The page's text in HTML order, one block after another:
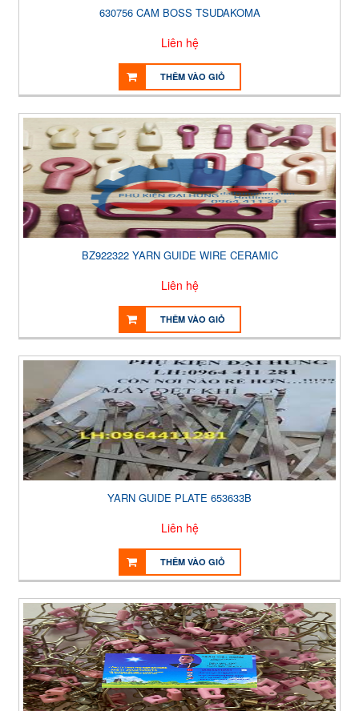
630756 CAM BOSS TSUDAKOMA
Liên hệ
THÊM VÀO GIỎ
BZ922322 YARN GUIDE WIRE CERAMIC
Liên hệ
THÊM VÀO GIỎ
YARN GUIDE PLATE 653633B
Liên hệ
THÊM VÀO GIỎ